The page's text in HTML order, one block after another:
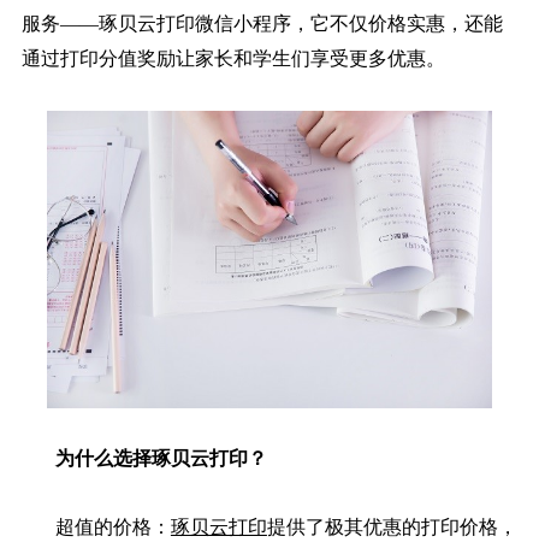
服务——琢贝云打印微信小程序，它不仅价格实惠，还能
通过打印分值奖励让家长和学生们享受更多优惠。
为什么选择琢贝云打印？
超值的价格： 琢贝云打印提供了极其优惠的打印价格，